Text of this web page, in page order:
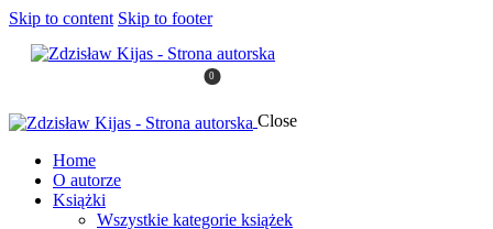
Skip to content Skip to footer
0
Close
Home
O autorze
Książki
Wszystkie kategorie książek